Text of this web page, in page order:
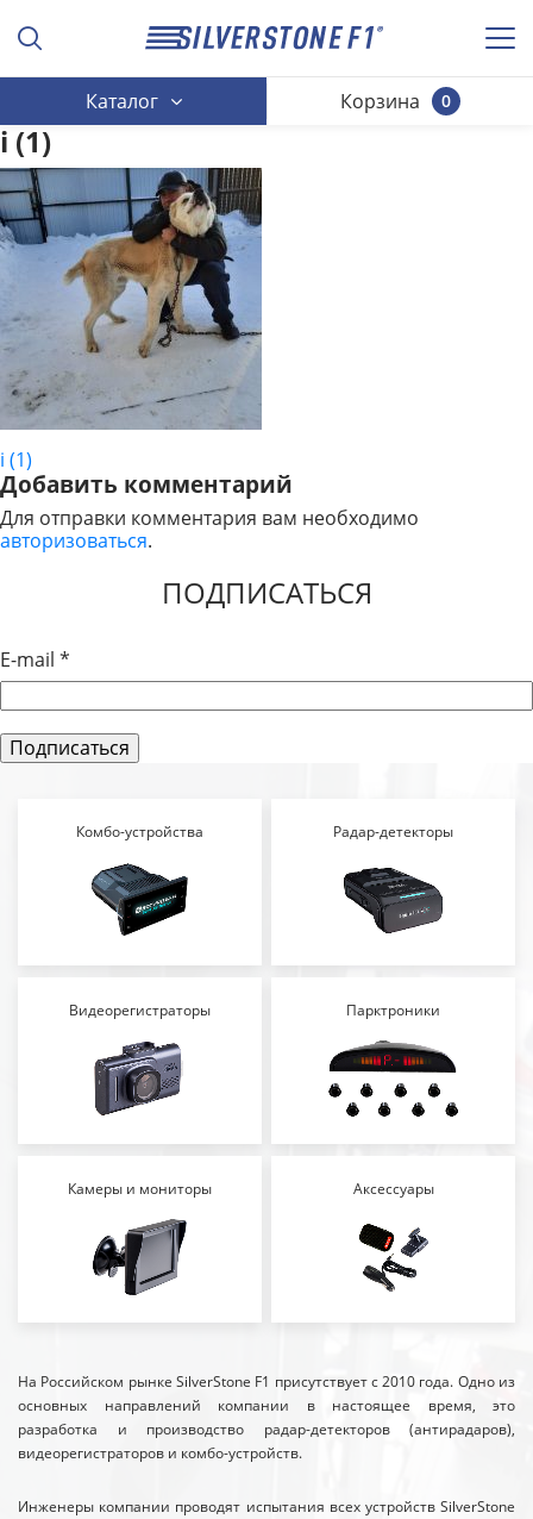
Каталог 0
Корзина
i (1)
НАВИГАЦИЯ
ПО
ЗАПИСЯМ
i (1)
Добавить комментарий
Для отправки комментария вам необходимо
авторизоваться.
ПОДПИСАТЬСЯ
E-mail *
Комбо-устройства Радар-детекторы
Видеорегистраторы Парктроники
Камеры и мониторы Аксессуары
На Российском рынке SilverStone F1 присутствует с 2010 года. Одно из
основных направлений компании в настоящее время, это
разработка и производство радар-детекторов (антирадаров),
видеорегистраторов и комбо-устройств.
Инженеры компании проводят испытания всех устройств SilverStone